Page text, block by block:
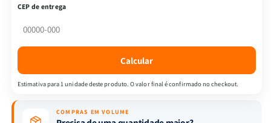
Disse?
Eu,
Minha
Eu,
Minha
e
CEP de entrega
Calcular
Estimativa para 1 unidade deste produto. O valor final é confirmado no checkout.
COMPRAS EM VOLUME